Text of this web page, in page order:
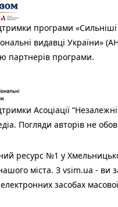
програми
видавці України»
партнерів програми.
Асоціації
Погляди авторів не
ресурс №1 у
міста. З vsim.ua - ви
засобах